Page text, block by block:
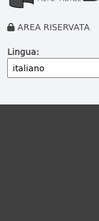
AREA RISERVATA
Lingua